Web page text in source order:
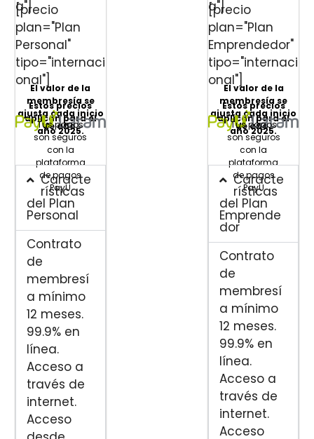
a"]
[precio
plan="Plan
Personal"
tipo="internaci
onal"]El valor de la
membresía se
ajusta cada inicio
de año.
Estos precios
aplican para el
año 2025.
Tus pagos
son seguros
con la
plataforma
de pagos
PayU
Caracte
rísticas
del Plan
Personal
Contrato
de
membresí
a mínimo
12 meses.
99.9% en
línea.
Acceso a
través de
internet.
Acceso
a"]
[precio
plan="Plan
Emprendedor"
tipo="internaci
onal"]El valor de la
membresía se
ajusta cada inicio
de año.
Estos precios
aplican para el
año 2025.
Tus pagos
son seguros
con la
plataforma
de pagos
PayU
Caracte
rísticas
del Plan
Emprende
dor
Contrato
de
membresí
a mínimo
12 meses.
99.9% en
línea.
Acceso a
través de
internet.
Acceso